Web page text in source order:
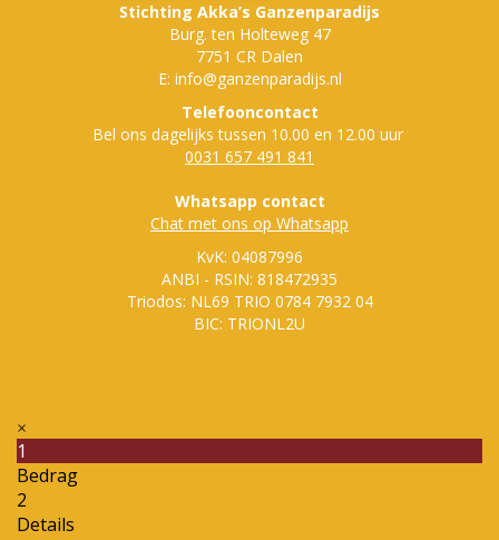
Stichting Akka’s Ganzenparadijs
Burg. ten Holteweg 47
7751 CR Dalen
E: info@ganzenparadijs.nl
Telefooncontact
Bel ons dagelijks tussen 10.00 en 12.00 uur
0031 657 491 841
Whatsapp contact
Chat met ons op Whatsapp
KvK: 04087996
ANBI - RSIN: 818472935
Triodos: NL69 TRIO 0784 7932 04
BIC: TRIONL2U